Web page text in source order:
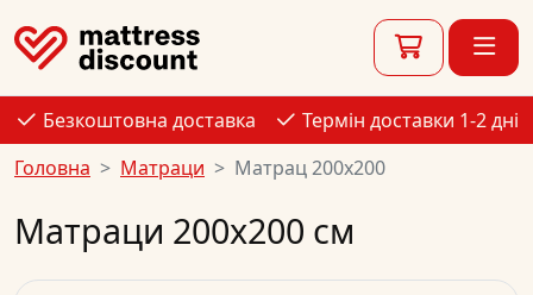
Безкоштовна доставка
Термін доставки 1-2 дні
Головна
Матраци Матрац 200x200
Матраци 200x200 см